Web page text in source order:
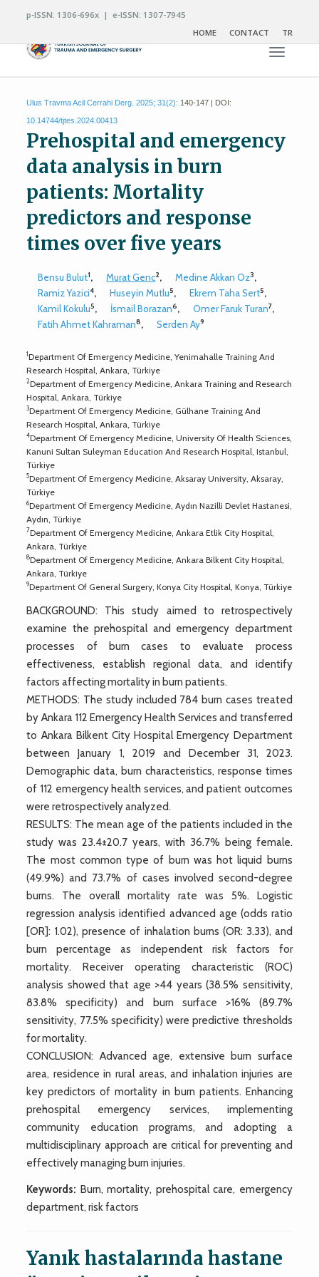
p-ISSN: 1306-696x | e-ISSN: 1307-7945
HOME
CONTACT TR
Toggle
Ulus Travma Acil Cerrahi Derg. 2025; 31(2): 140-147 | DOI:
10.14744/tjtes.2024.00413
Prehospital and emergency
data analysis in burn
patients: Mortality
predictors and response
times over five years
Bensu Bulut1, Murat Genc2, Medine Akkan Oz3,
Ramiz Yazici4, Huseyin Mutlu5, Ekrem Taha Sert5,
Kamil Kokulu5, İsmail Borazan6, Omer Faruk Turan7,
Fatih Ahmet Kahraman8, Serden Ay9
1Department Of Emergency Medicine, Yenimahalle Training And
Research Hospital, Ankara, Türkiye
2Department of Emergency Medicine, Ankara Training and Research
Hospital, Ankara, Türkiye
3Department Of Emergency Medicine, Gülhane Training And
Research Hospital, Ankara, Türkiye
4Department Of Emergency Medicine, University Of Health Sciences,
Kanuni Sultan Suleyman Education And Research Hospital, Istanbul,
Türkiye
5Department Of Emergency Medicine, Aksaray University, Aksaray,
Türkiye
6Department Of Emergency Medicine, Aydın Nazilli Devlet Hastanesi,
Aydın, Türkiye
7Department Of Emergency Medicine, Ankara Etlik City Hospital,
Ankara, Türkiye
8Department Of Emergency Medicine, Ankara Bilkent City Hospital,
Ankara, Türkiye
9Department Of General Surgery, Konya City Hospital, Konya, Türkiye
BACKGROUND: This study aimed to retrospectively
examine the prehospital and emergency department
processes of burn cases to evaluate process
effectiveness, establish regional data, and identify
factors affecting mortality in burn patients.
METHODS: The study included 784 burn cases treated
by Ankara 112 Emergency Health Services and transferred
to Ankara Bilkent City Hospital Emergency Department
between January 1, 2019 and December 31, 2023.
Demographic data, burn characteristics, response times
of 112 emergency health services, and patient outcomes
were retrospectively analyzed.
RESULTS: The mean age of the patients included in the
study was 23.4±20.7 years, with 36.7% being female.
The most common type of burn was hot liquid burns
(49.9%) and 73.7% of cases involved second-degree
burns. The overall mortality rate was 5%. Logistic
regression analysis identified advanced age (odds ratio
[OR]: 1.02), presence of inhalation burns (OR: 3.33), and
burn percentage as independent risk factors for
mortality. Receiver operating characteristic (ROC)
analysis showed that age >44 years (38.5% sensitivity,
83.8% specificity) and burn surface >16% (89.7%
sensitivity, 77.5% specificity) were predictive thresholds
for mortality.
CONCLUSION: Advanced age, extensive burn surface
area, residence in rural areas, and inhalation injuries are
key predictors of mortality in burn patients. Enhancing
prehospital emergency services, implementing
community education programs, and adopting a
multidisciplinary approach are critical for preventing and
effectively managing burn injuries.
Keywords: Burn, mortality, prehospital care, emergency
department, risk factors
Yanık hastalarında hastane